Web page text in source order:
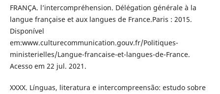
FRANÇA. l’intercompréhension. Délégation générale à la
langue française et aux langues de France.Paris : 2015.
Disponível
em:www.culturecommunication.gouv.fr/Politiques-
ministerielles/Langue-francaise-et-langues-de-France.
Acesso em 22 jul. 2021.
XXXX. Línguas, literatura e intercompreensão: estudo sobre